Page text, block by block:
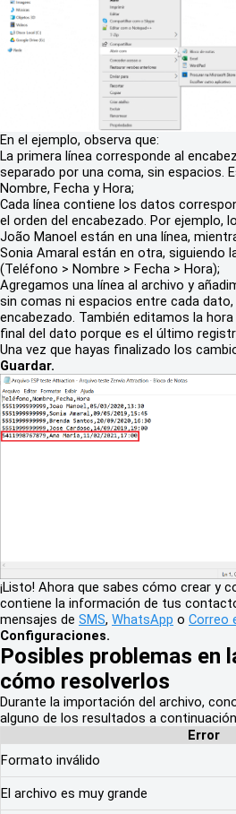
En el ejemplo, observa que:
La primera línea corresponde al
separado por una coma, sin espacios.
Nombre, Fecha y Hora;
Cada línea contiene los datos
el orden del encabezado. Por ejemplo,
João Manoel están en una línea,
Sonia Amaral están en otra, siguiendo
(Teléfono > Nombre > Fecha > Hora);
Agregamos una línea al archivo y
sin comas ni espacios entre cada
encabezado. También editamos la
final del dato porque es el último
Una vez que hayas finalizado los
Guardar.
¡Listo! Ahora que sabes cómo crear y
contiene la información de tus
mensajes de SMS, WhatsApp o Correo
Configuraciones.
Posibles problemas en
cómo resolverlos
Durante la importación del archivo,
alguno de los resultados a
Error
Formato inválido
El archivo es muy grande